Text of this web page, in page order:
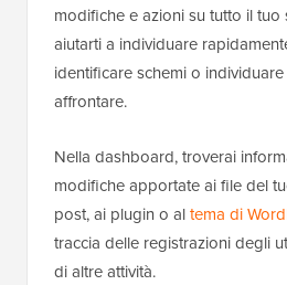
modifiche e azioni su tutto il tuo
aiutarti a individuare
identificare schemi o
affrontare.
Nella dashboard, troverai
modifiche apportate ai file del
post, ai plugin o altema di
traccia delle registrazioni degli
di altre attività.